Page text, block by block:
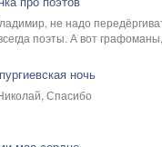
не надо
поэты. А вот
ночь
Спасибо